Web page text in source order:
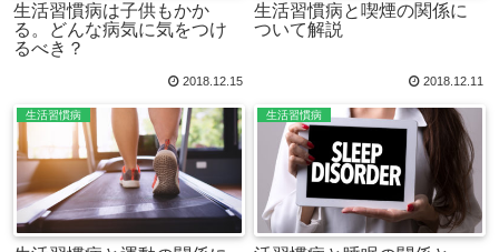
生活習慣病は子供もかか
る。どんな病気に気をつけ
るべき？
2018.12.15
生活習慣病と喫煙の関係に
ついて解説
2018.12.11
生活習慣病 生活習慣病